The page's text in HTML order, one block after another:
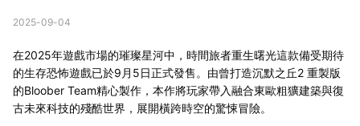
2025-09-04
在2025年遊戲市場的璀璨星河中，時間旅者重生曙光這款備受期待
的生存恐怖遊戲已於9月5日正式發售。由曾打造沉默之丘2 重製版
的Bloober Team精心製作，本作將玩家帶入融合東歐粗獷建築與復
古未來科技的殘酷世界，展開橫跨時空的驚悚冒險。